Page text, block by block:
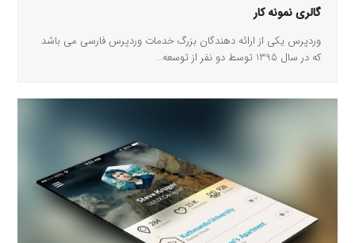
گالری نمونه کار
وردپرس یکی از ارائه دهندگان بزرگ خدمات وردپرس فارسی می باشد
که در سال 1395 توسط دو نفر از توسعه…